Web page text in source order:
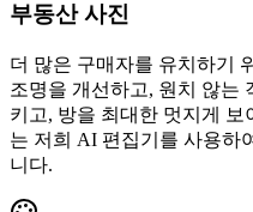
부동산 사진
더 많은 구매자를 유치하기
조명을 개선하고, 원치 않는
키고, 방을 최대한 멋지게
는 저희 AI 편집기를 사용하
니다.